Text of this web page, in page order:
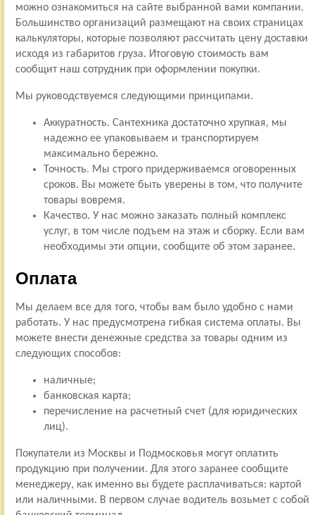
можно ознакомиться на сайте выбранной вами компании.
Большинство организаций размещают на своих страницах
калькуляторы, которые позволяют рассчитать цену доставки
исходя из габаритов груза. Итоговую стоимость вам
сообщит наш сотрудник при оформлении покупки.
Мы руководствуемся следующими принципами.
Аккуратность. Сантехника достаточно хрупкая, мы
надежно ее упаковываем и транспортируем
максимально бережно.
Точность. Мы строго придерживаемся оговоренных
сроков. Вы можете быть уверены в том, что получите
товары вовремя.
Качество. У нас можно заказать полный комплекс
услуг, в том числе подъем на этаж и сборку. Если вам
необходимы эти опции, сообщите об этом заранее.
Оплата
Мы делаем все для того, чтобы вам было удобно с нами
работать. У нас предусмотрена гибкая система оплаты. Вы
можете внести денежные средства за товары одним из
следующих способов:
наличные;
банковская карта;
перечисление на расчетный счет (для юридических
лиц).
Покупатели из Москвы и Подмосковья могут оплатить
продукцию при получении. Для этого заранее сообщите
менеджеру, как именно вы будете расплачиваться: картой
или наличными. В первом случае водитель возьмет с собой